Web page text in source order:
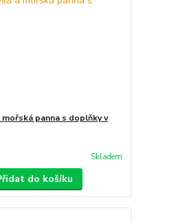
mořská panna s doplňky v
Skladem
do košíku